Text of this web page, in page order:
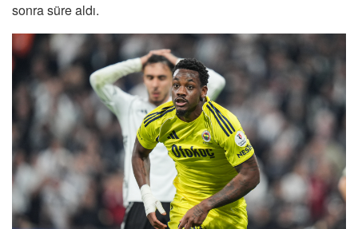
sonra süre aldı.